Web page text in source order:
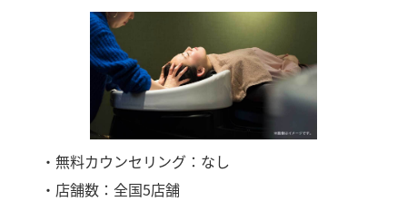
・無料カウンセリング：なし
・店舗数：全国5店舗